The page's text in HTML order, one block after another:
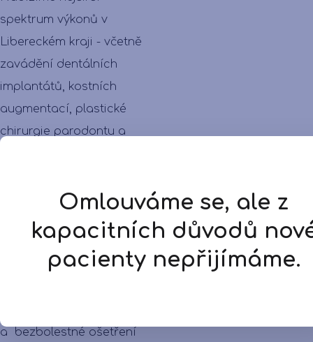
spektrum výkonů v
Libereckém kraji - včetně
zavádění dentálních
implantátů, kostních
augmentací, plastické
chirurgie parodontu a
Použití lupových brýlí a
operačních mikroskopů ve
všech ordinacích při všech
fázích ošetření je
a bezbolestné ošetření
Omlouváme se, ale z
kapacitních důvodů
pacienty nepřijímáme.